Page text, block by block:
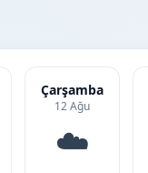
Çarşamba
12 Ağu
☁️